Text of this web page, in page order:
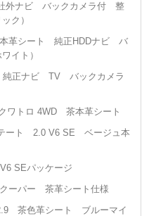
外ナビ バックカメラ付 整
ク）
革シート 純正HDDナビ バ
イト）
純正ナビ TV バックカメラ
トロ 4WD 茶本革シート
ート 2.0 V6 SE ベージュ本
SEパッケージ
ーパー 茶革シート仕様
茶色革シート ブルーマイ